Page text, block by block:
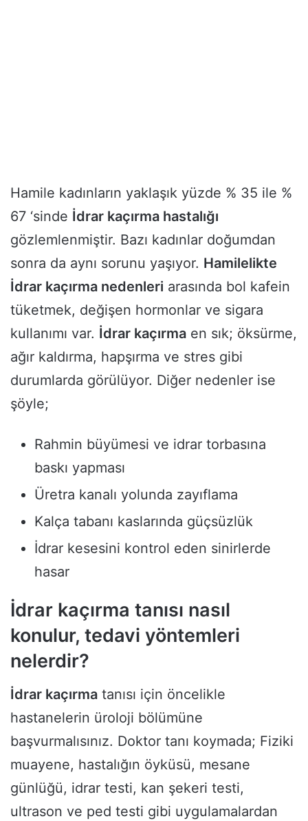
Hamile kadınların yaklaşık yüzde % 35 ile %
67 ‘sinde İdrar kaçırma hastalığı
gözlemlenmiştir. Bazı kadınlar doğumdan
sonra da aynı sorunu yaşıyor. Hamilelikte
İdrar kaçırma nedenleri arasında bol kafein
tüketmek, değişen hormonlar ve sigara
kullanımı var. İdrar kaçırma en sık; öksürme,
ağır kaldırma, hapşırma ve stres gibi
durumlarda görülüyor. Diğer nedenler ise
şöyle;
Rahmin büyümesi ve idrar torbasına
baskı yapması
Üretra kanalı yolunda zayıflama
Kalça tabanı kaslarında güçsüzlük
İdrar kesesini kontrol eden sinirlerde
hasar
İdrar kaçırma tanısı nasıl
konulur, tedavi yöntemleri
nelerdir?
İdrar kaçırma tanısı için öncelikle
hastanelerin üroloji bölümüne
başvurmalısınız. Doktor tanı koymada; Fiziki
muayene, hastalığın öyküsü, mesane
günlüğü, idrar testi, kan şekeri testi,
ultrason ve ped testi gibi uygulamalardan